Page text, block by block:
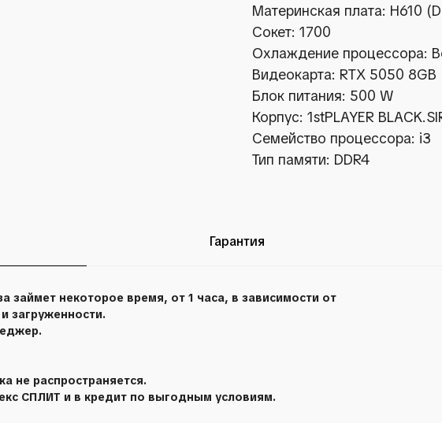
Материнская плата: H610
Сокет: 1700
Охлаждение процессора:
Видеокарта: RTX 5050 8GB
Блок питания: 500 W
Корпус: 1stPLAYER
Семейство процессора: i3
Тип памяти: DDR4
Гарантия
займет некоторое время, от 1 часа, в зависимости от
загруженности.
не распространяется.
СПЛИТ и в кредит по выгодным условиям.